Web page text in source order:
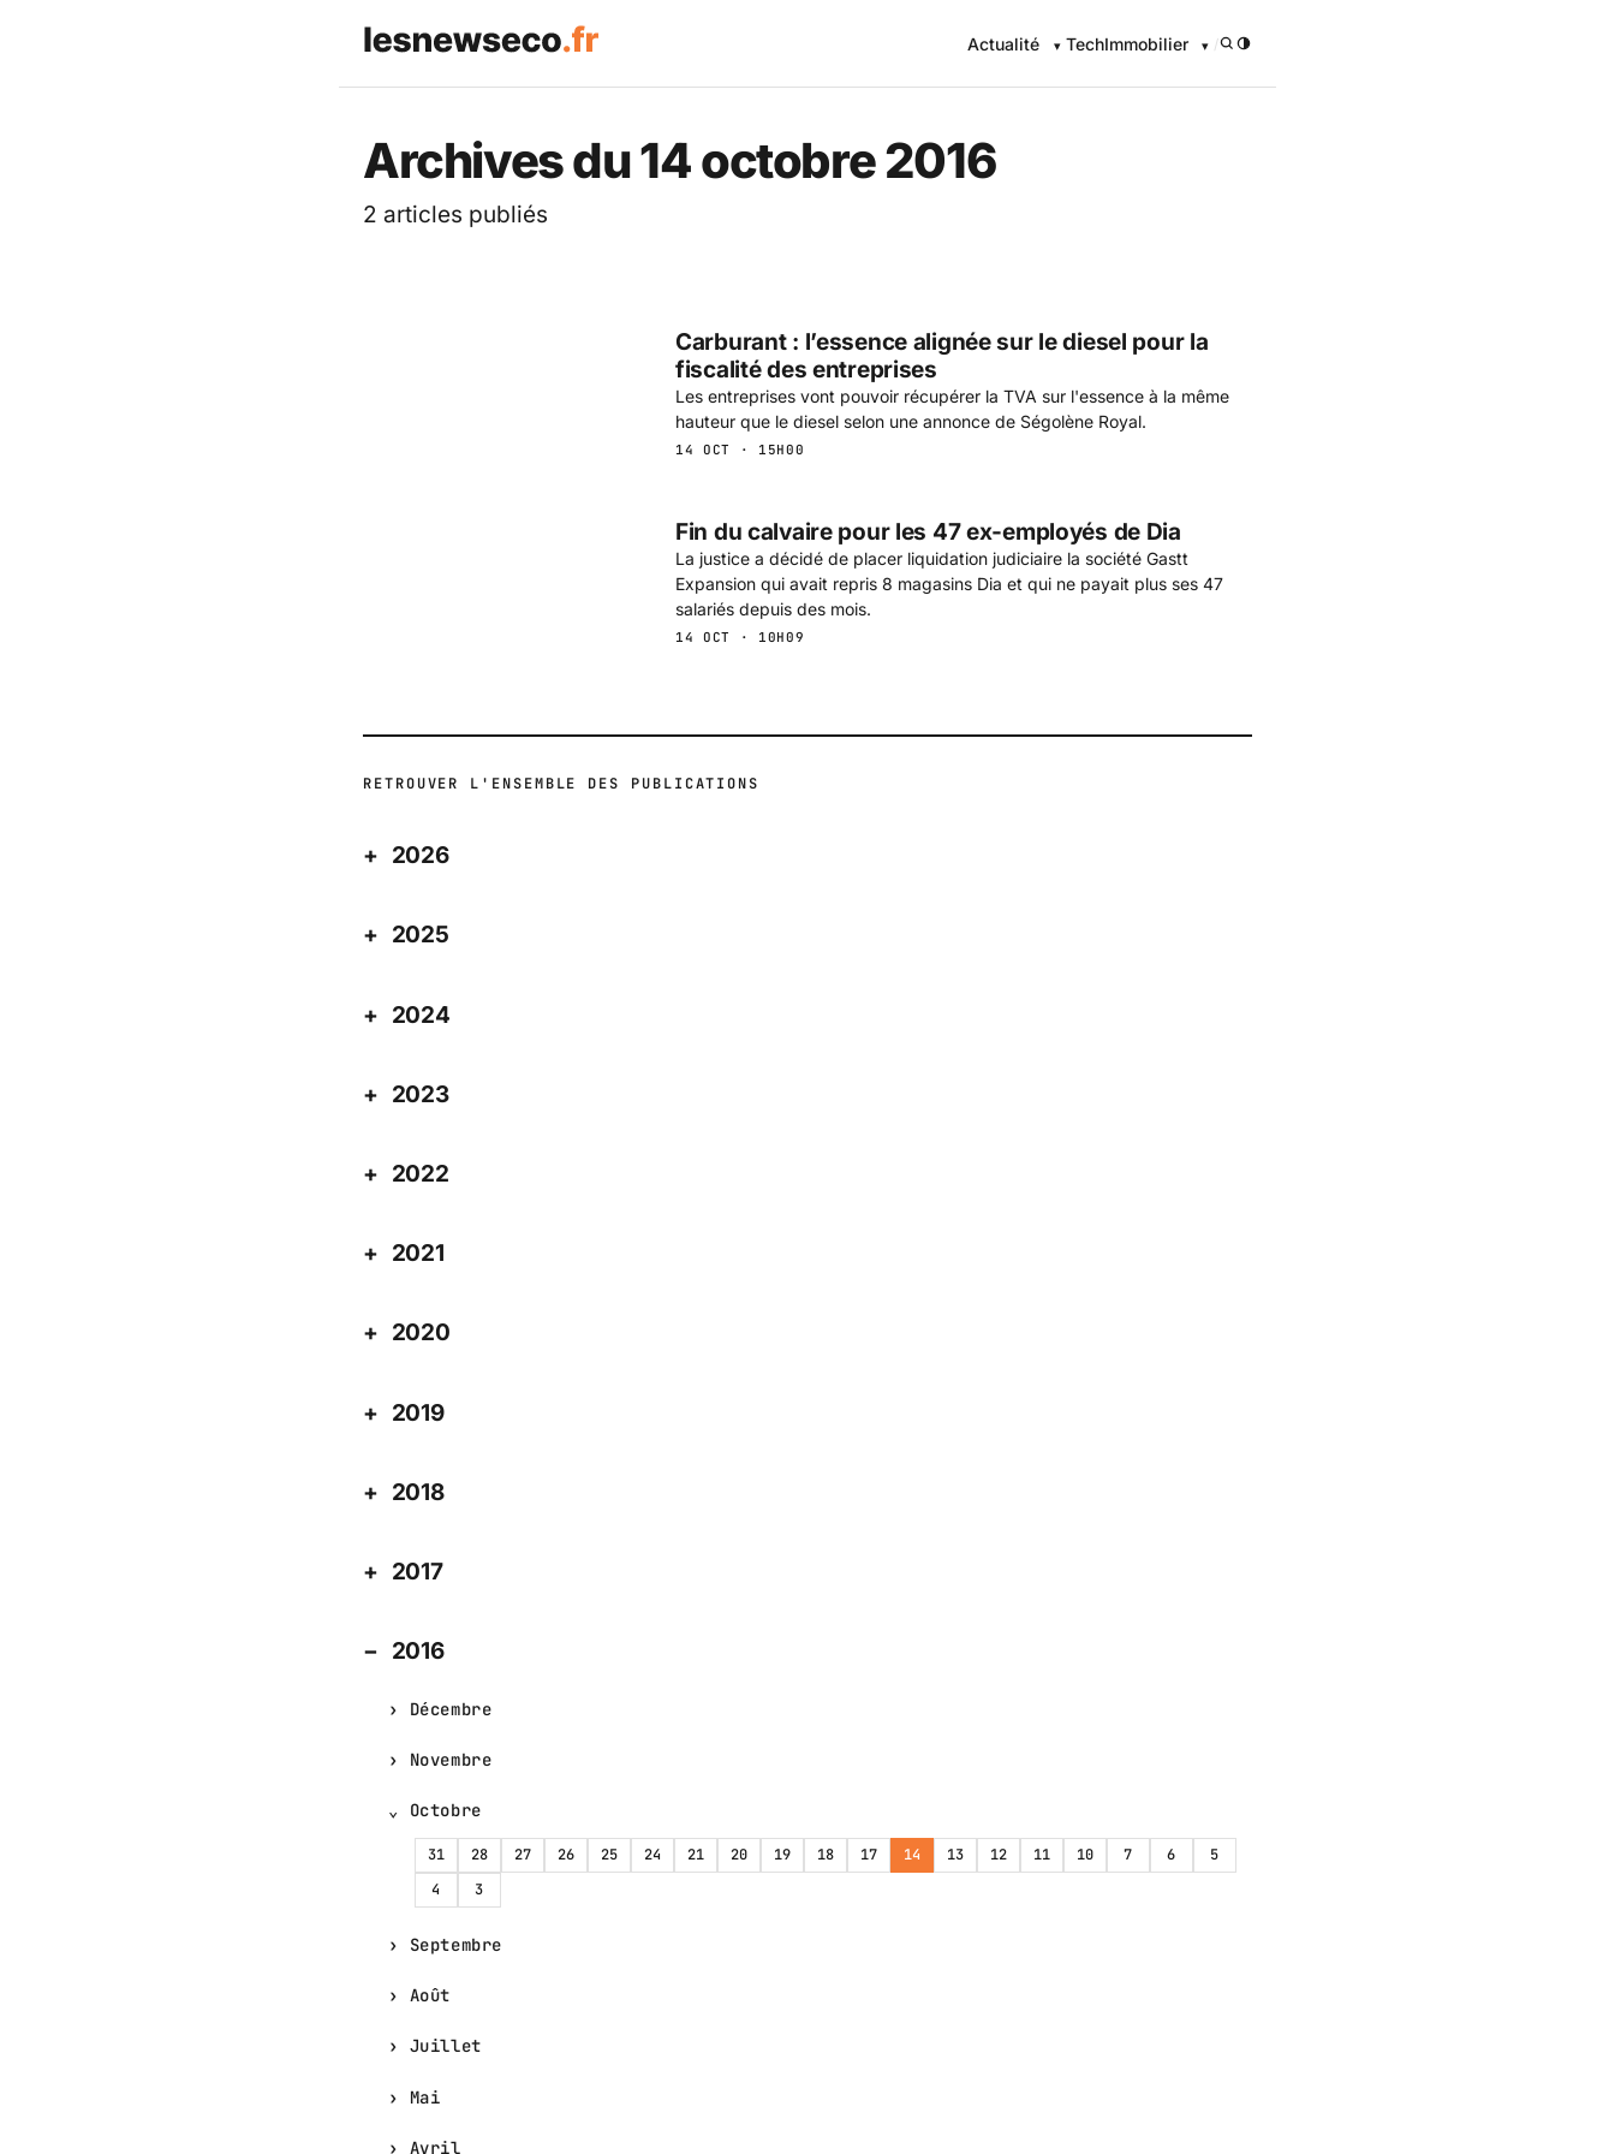
Les News Eco .fr — L'information économique
Actualité TechImmobilier /
Archives du 14 octobre 2016
2 articles publiés
Carburant : l’essence alignée sur le diesel pour la
fiscalité des entreprises
Les entreprises vont pouvoir récupérer la TVA sur l'essence à la même
hauteur que le diesel selon une annonce de Ségolène Royal.
14 OCT · 15H00
Fin du calvaire pour les 47 ex-employés de Dia
La justice a décidé de placer liquidation judiciaire la société Gastt
Expansion qui avait repris 8 magasins Dia et qui ne payait plus ses 47
salariés depuis des mois.
14 OCT · 10H09
RETROUVER L'ENSEMBLE DES PUBLICATIONS
2026
2025
2024
2023
2022
2021
2020
2019
2018
2017
2016
Décembre
Novembre
Octobre
31 28 27 26 25 24 21 20 19 18 17 14 13 12 11 10 7 6
5
4
3
Septembre
Août
Juillet
Mai
Avril